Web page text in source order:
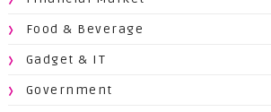
Food & Beverage
Gadget & IT
Government